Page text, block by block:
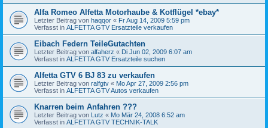
Alfa Romeo Alfetta Motorhaube & Kotflügel *ebay*
Letzter Beitrag von haqqor « Fr Aug 14, 2009 5:59 pm
Verfasst in ALFETTA GTV Ersatzteile verkaufen
Eibach Federn TeileGutachten
Letzter Beitrag von alfaherz « Di Jun 02, 2009 6:07 am
Verfasst in ALFETTA GTV Ersatzteile suchen
Alfetta GTV 6 BJ 83 zu verkaufen
Letzter Beitrag von ralfgtv « Mo Apr 27, 2009 2:56 pm
Verfasst in ALFETTA GTV Autos verkaufen
Knarren beim Anfahren ???
Letzter Beitrag von Lutz « Mo Mär 24, 2008 6:52 am
Verfasst in ALFETTA GTV TECHNIK-TALK